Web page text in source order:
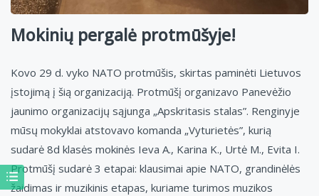
Mokinių pergalė protmūšyje!
Kovo 29 d. vyko NATO protmūšis, skirtas paminėti Lietuvos
įstojimą į šią organizaciją. Protmūšį organizavo Panevėžio
jaunimo organizacijų sąjunga „Apskritasis stalas”. Renginyje
mūsų mokyklai atstovavo komanda „Vyturietės”, kurią
sudarė 8d klasės mokinės Ieva A., Karina K., Urtė M., Evita I.
Protmūšį sudarė 3 etapai: klausimai apie NATO, grandinėlės
žaidimas ir muzikinis etapas, kuriame turimos muzikos